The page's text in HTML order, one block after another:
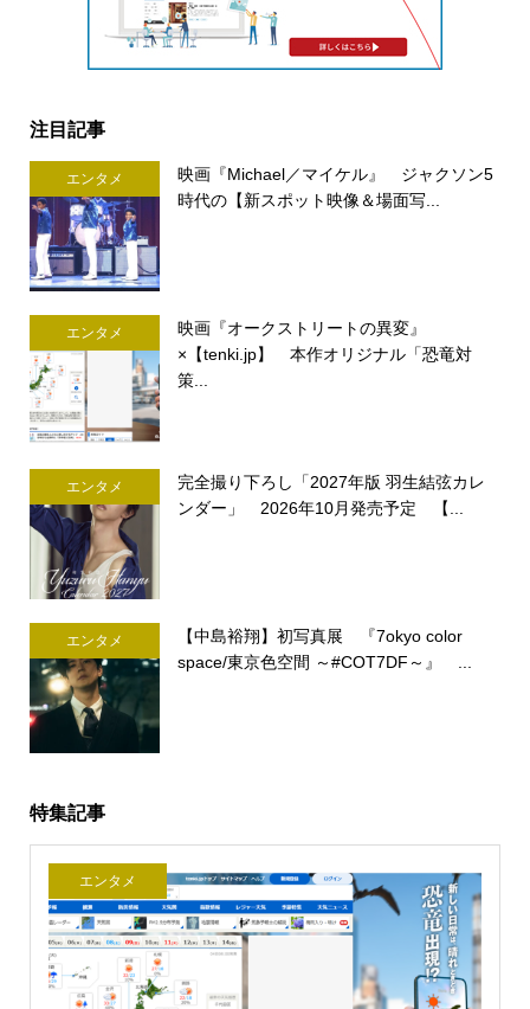
注目記事
エンタメ
映画『Michael／マイケル』 ジャクソン5
時代の【新スポット映像＆場面写...
エンタメ
映画『オークストリートの異変』
×【tenki.jp】 本作オリジナル「恐竜対
策...
エンタメ
完全撮り下ろし「2027年版 羽生結弦カレ
ンダー」 2026年10月発売予定 【...
エンタメ
【中島裕翔】初写真展 『7okyo color
space/東京色空間 ～#COT7DF～』 ...
特集記事
エンタメ